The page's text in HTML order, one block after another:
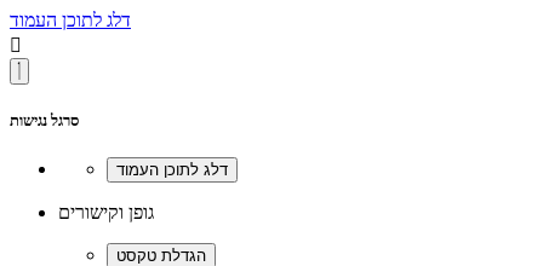
דלג לתוכן העמוד

סרגל נגישות
גופן וקישורים